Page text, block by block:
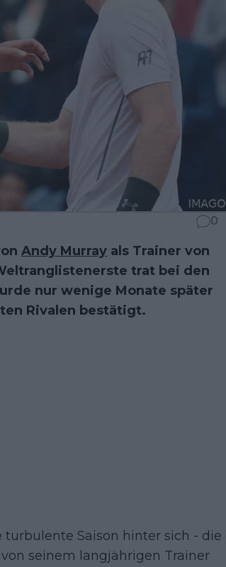
0
Andy Murray als Trainer von
trat bei den
nur wenige Monate später
Rivalen bestätigt.
Saison hinter sich - die
seinem langjährigen Trainer